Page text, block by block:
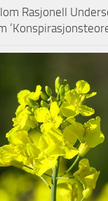
Rasjonell